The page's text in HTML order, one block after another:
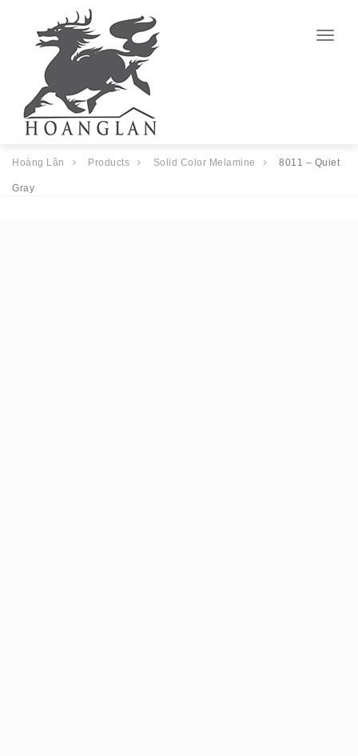
Hoàng Lân Products Solid Color Melamine 8011 – Quiet
Gray